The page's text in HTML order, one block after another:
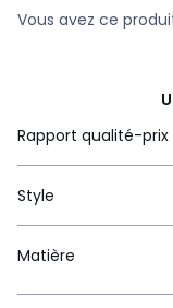
Vous avez ce
Rapport qualité-prix
Style
Matière